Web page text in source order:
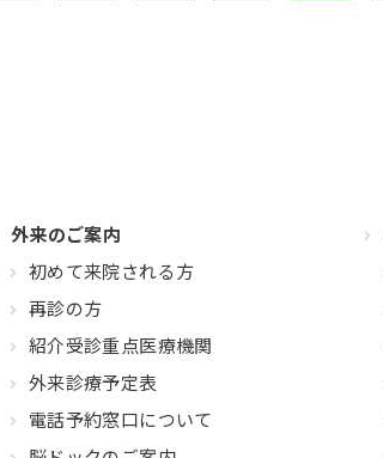
外来のご案内
初めて来院される方
再診の方
紹介受診重点医療機関
外来診療予定表
電話予約窓口について